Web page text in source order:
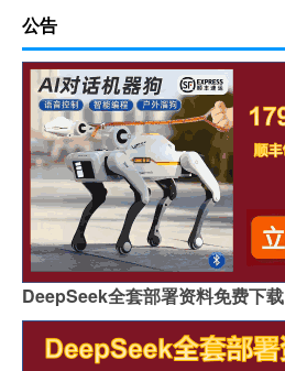
公告
DeepSeek全套部署资料免费下载